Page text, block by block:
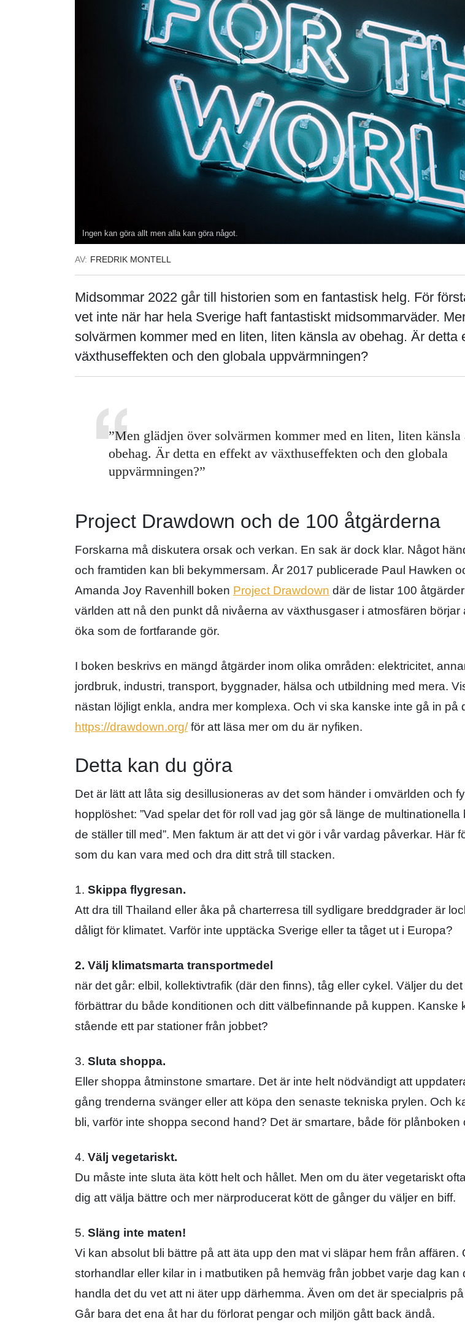
Ingen kan göra allt men alla kan göra något.
AV: FREDRIK MONTELL
Midsommar 2022 går till historien som en fantastisk helg. För
vet inte när har hela Sverige haft fantastiskt midsommarväder.
solvärmen kommer med en liten, liten känsla av obehag. Är detta
växthuseffekten och den globala uppvärmningen?
”Men glädjen över solvärmen kommer med en liten, liten känsla
obehag. Är detta en effekt av växthuseffekten och den globala
uppvärmningen?”
Project Drawdown och de 100 åtgärderna
Forskarna må diskutera orsak och verkan. En sak är dock klar. Något
och framtiden kan bli bekymmersam. År 2017 publicerade Paul Hawken
Amanda Joy Ravenhill boken Project Drawdown där de listar 100
världen att nå den punkt då nivåerna av växthusgaser i atmosfären börjar
öka som de fortfarande gör.
I boken beskrivs en mängd åtgärder inom olika områden: elektricitet,
jordbruk, industri, transport, byggnader, hälsa och utbildning med mera.
nästan löjligt enkla, andra mer komplexa. Och vi ska kanske inte gå in på
https://drawdown.org/för att läsa mer om du är nyfiken.
Detta kan du göra
Det är lätt att låta sig desillusioneras av det som händer i omvärlden och
hopplöshet: ”Vad spelar det för roll vad jag gör så länge de multinationella
de ställer till med”. Men faktum är att det vi gör i vår vardag påverkar. Här
som du kan vara med och dra ditt strå till stacken.
1. Skippa flygresan.
Att dra till Thailand eller åka på charterresa till sydligare breddgrader är
dåligt för klimatet. Varför inte upptäcka Sverige eller ta tåget ut i Europa?
2. Välj klimatsmarta transportmedel
när det går: elbil, kollektivtrafik (där den finns), tåg eller cykel. Väljer du
förbättrar du både konditionen och ditt välbefinnande på kuppen. Kanske
stående ett par stationer från jobbet?
3. Sluta shoppa.
Eller shoppa åtminstone smartare. Det är inte helt nödvändigt att
gång trenderna svänger eller att köpa den senaste tekniska prylen. Och
bli, varför inte shoppa second hand? Det är smartare, både för plånboken
4. Välj vegetariskt.
Du måste inte sluta äta kött helt och hållet. Men om du äter vegetariskt
dig att välja bättre och mer närproducerat kött de gånger du väljer en biff.
5. Släng inte maten!
Vi kan absolut bli bättre på att äta upp den mat vi släpar hem från affären.
storhandlar eller kilar in i matbutiken på hemväg från jobbet varje dag kan
handla det du vet att ni äter upp därhemma. Även om det är specialpris
Går bara det ena åt har du förlorat pengar och miljön gått back ändå.